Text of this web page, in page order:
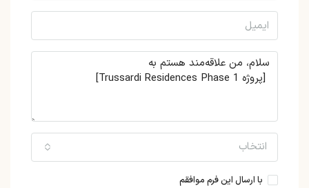
انتخاب
با ارسال این فرم موافقم